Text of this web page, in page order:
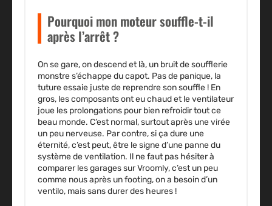
Pourquoi mon moteur souffle-t-il
après l’arrêt ?
On se gare, on descend et là, un bruit de soufflerie
monstre s’échappe du capot. Pas de panique, la
tuture essaie juste de reprendre son souffle ! En
gros, les composants ont eu chaud et le ventilateur
joue les prolongations pour bien refroidir tout ce
beau monde. C’est normal, surtout après une virée
un peu nerveuse. Par contre, si ça dure une
éternité, c’est peut, être le signe d’une panne du
système de ventilation. Il ne faut pas hésiter à
comparer les garages sur Vroomly, c’est un peu
comme nous après un footing, on a besoin d’un
ventilo, mais sans durer des heures !